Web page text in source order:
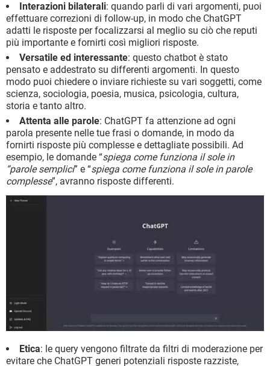
Interazioni bilaterali: quando parli di vari argomenti, puoi
effettuare correzioni di follow-up, in modo che ChatGPT
adatti le risposte per focalizzarsi al meglio su ciò che reputi
più importante e fornirti così migliori risposte.
Versatile ed interessante: questo chatbot è stato
pensato e addestrato su differenti argomenti. In questo
modo puoi chiedere o inviare richieste su vari soggetti, come
scienza, sociologia, poesia, musica, psicologia, cultura,
storia e tanto altro.
Attenta alle parole: ChatGPT fa attenzione ad ogni
parola presente nelle tue frasi o domande, in modo da
fornirti risposte più complesse e dettagliate possibili. Ad
esempio, le domande “spiega come funziona il sole in
“parole semplici” e “spiega come funziona il sole in parole
complesse”, avranno risposte differenti.
Etica: le query vengono filtrate da filtri di moderazione per
evitare che ChatGPT generi potenziali risposte razziste,